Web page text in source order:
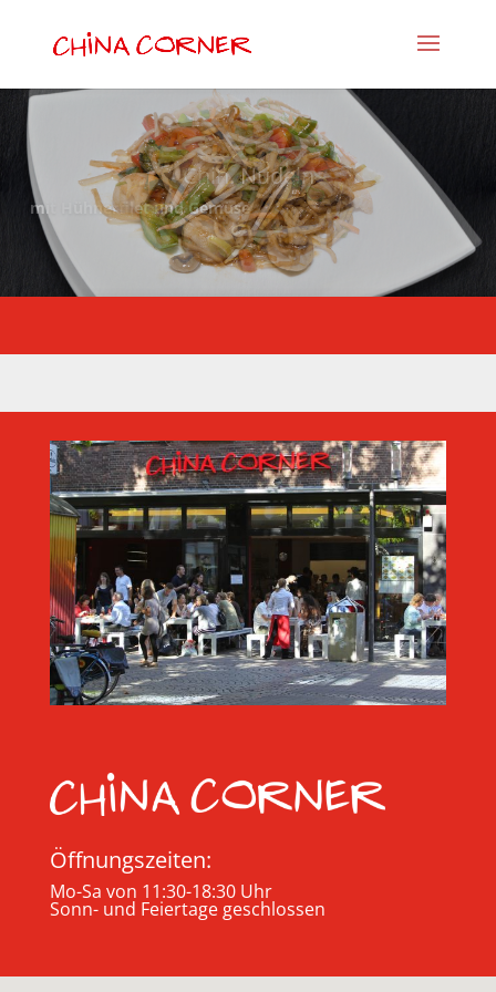
Chin. Nudeln
mit Hühnerfilet und Gemüse
Öffnungszeiten:
Mo-Sa von 11:30-18:30 Uhr
Sonn- und Feiertage geschlossen